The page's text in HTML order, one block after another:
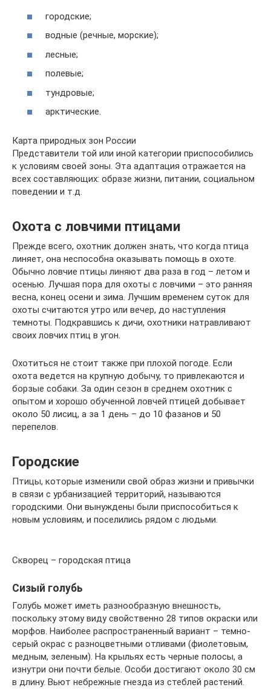
городские;
водные (речные, морские);
лесные;
полевые;
тундровые;
арктические.
Карта природных зон России
Представители той или иной категории приспособились
к условиям своей зоны. Эта адаптация отражается на
всех составляющих: образе жизни, питании, социальном
поведении и т.д.
Охота с ловчими птицами
Прежде всего, охотник должен знать, что когда птица
линяет, она неспособна оказывать помощь в охоте.
Обычно ловчие птицы линяют два раза в год – летом и
осенью. Лучшая пора для охоты с ловчими – это ранняя
весна, конец осени и зима. Лучшим временем суток для
охоты считаются утро или вечер, до наступления
темноты. Подкравшись к дичи, охотники натравливают
своих ловчих птиц в угон.
Охотиться не стоит также при плохой погоде. Если
охота ведется на крупную добычу, то привлекаются и
борзые собаки. За один сезон в среднем охотник с
опытом и хорошо обученной ловчей птицей добывает
около 50 лисиц, а за 1 день – до 10 фазанов и 50
перепелов.
Городские
Птицы, которые изменили свой образ жизни и привычки
в связи с урбанизацией территорий, называются
городскими. Они вынуждены были приспособиться к
новым условиям, и поселились рядом с людьми.
Скворец – городская птица
Сизый голубь
Голубь может иметь разнообразную внешность,
поскольку этому виду свойственно 28 типов окраски или
морфов. Наиболее распространенный вариант – темно-
серый окрас с разноцветными отливами (фиолетовым,
медным, зеленым). На крыльях есть черные полосы, а
изнутри они почти белые. Особи достигают около 30 см
в длину. Вьют небрежные гнезда из стеблей растений.